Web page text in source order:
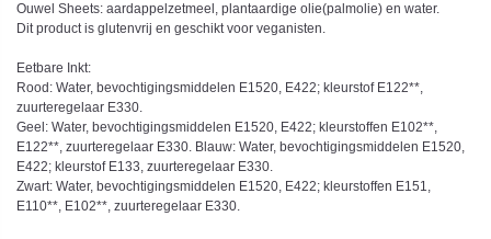
Ouwel Sheets: aardappelzetmeel, plantaardige olie(palmolie) en water.
Dit product is glutenvrij en geschikt voor veganisten.
Eetbare Inkt:
Rood: Water, bevochtigingsmiddelen E1520, E422; kleurstof E122**,
zuurteregelaar E330.
Geel: Water, bevochtigingsmiddelen E1520, E422; kleurstoffen E102**,
E122**, zuurteregelaar E330. Blauw: Water, bevochtigingsmiddelen E1520,
E422; kleurstof E133, zuurteregelaar E330.
Zwart: Water, bevochtigingsmiddelen E1520, E422; kleurstoffen E151,
E110**, E102**, zuurteregelaar E330.